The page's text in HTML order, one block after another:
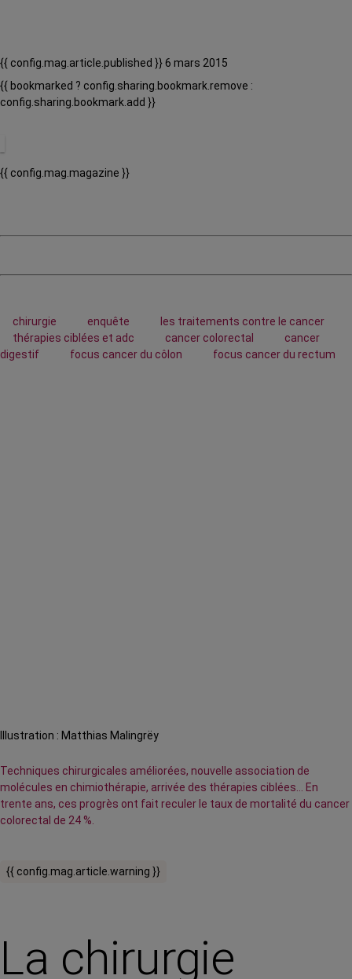
{{ config.mag.article.published }} 6 mars 2015
{{ bookmarked ? config.sharing.bookmark.remove :
config.sharing.bookmark.add }}
{{ config.mag.magazine }}
chirurgie enquête
les traitements contre le cancer
thérapies ciblées et adc
cancer colorectal
cancer
digestif
focus cancer du côlon focus cancer du rectum
Illustration : Matthias Malingrëy
Techniques chirurgicales améliorées, nouvelle association de
molécules en chimiothérapie, arrivée des thérapies ciblées… En
trente ans, ces progrès ont fait reculer le taux de mortalité du cancer
colorectal de 24 %.
{{ config.mag.article.warning }}
La chirurgie